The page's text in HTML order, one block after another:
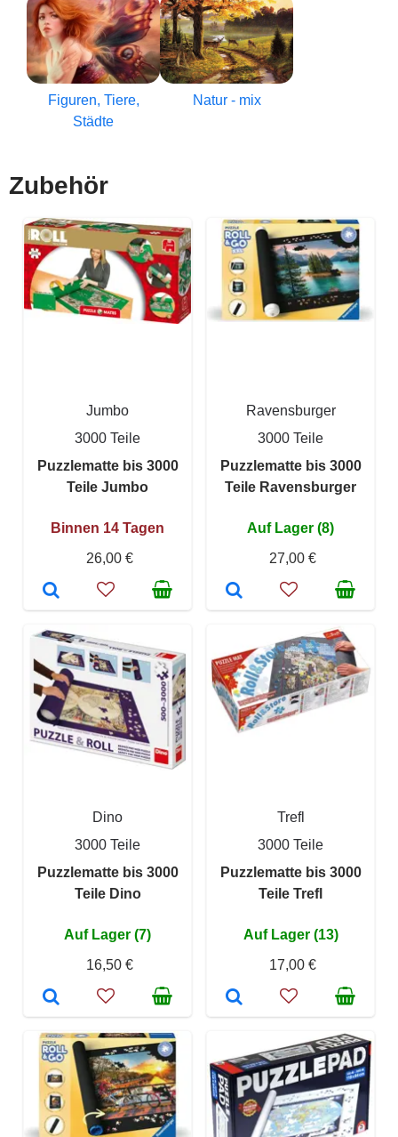
Figuren, Tiere,
Städte
Natur - mix
Zubehör
Jumbo
3000 Teile
Puzzlematte bis 3000
Teile Jumbo
Binnen 14 Tagen
26,00 €
Ravensburger
3000 Teile
Puzzlematte bis 3000
Teile Ravensburger
Auf Lager (8)
27,00 €
Dino
3000 Teile
Puzzlematte bis 3000
Teile Dino
Auf Lager (7)
16,50 €
Trefl
3000 Teile
Puzzlematte bis 3000
Teile Trefl
Auf Lager (13)
17,00 €